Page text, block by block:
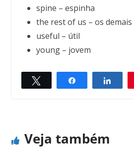
spine – espinha
the rest of us – os demais
useful – útil
young – jovem
Compartilhar
← Previous
Next →
Veja também